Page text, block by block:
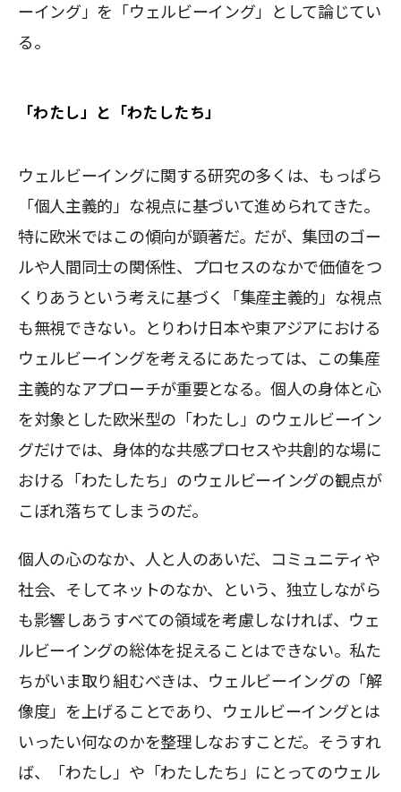
ーイング」を「ウェルビーイング」として論じてい
る。
「わたし」と「わたしたち」
ウェルビーイングに関する研究の多くは、もっぱら
「個人主義的」な視点に基づいて進められてきた。
特に欧米ではこの傾向が顕著だ。だが、集団のゴー
ルや人間同士の関係性、プロセスのなかで価値をつ
くりあうという考えに基づく「集産主義的」な視点
も無視できない。とりわけ日本や東アジアにおける
ウェルビーイングを考えるにあたっては、この集産
主義的なアプローチが重要となる。個人の身体と心
を対象とした欧米型の「わたし」のウェルビーイン
グだけでは、身体的な共感プロセスや共創的な場に
おける「わたしたち」のウェルビーイングの観点が
こぼれ落ちてしまうのだ。
個人の心のなか、人と人のあいだ、コミュニティや
社会、そしてネットのなか、という、独立しながら
も影響しあうすべての領域を考慮しなければ、ウェ
ルビーイングの総体を捉えることはできない。私た
ちがいま取り組むべきは、ウェルビーイングの「解
像度」を上げることであり、ウェルビーイングとは
いったい何なのかを整理しなおすことだ。そうすれ
ば、「わたし」や「わたしたち」にとってのウェル